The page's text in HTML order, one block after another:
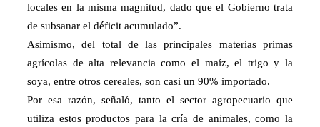
locales en la misma magnitud, dado que el Gobierno trata
de subsanar el déficit acumulado”.
Asimismo, del total de las principales materias primas
agrícolas de alta relevancia como el maíz, el trigo y la
soya, entre otros cereales, son casi un 90% importado.
Por esa razón, señaló, tanto el sector agropecuario que
utiliza estos productos para la cría de animales, como la